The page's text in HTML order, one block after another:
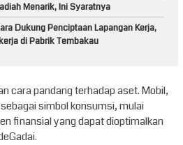
Menarik, Ini Syaratnya
Dukung Penciptaan Lapangan Kerja,
di Pabrik Tembakau
cara pandang terhadap aset. Mobil,
simbol konsumsi, mulai
finansial yang dapat dioptimalkan